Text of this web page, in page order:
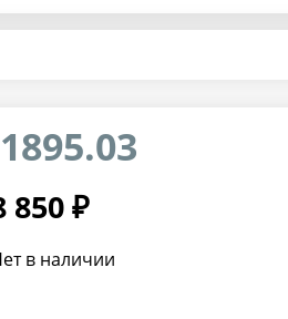
850 ₽
в наличии